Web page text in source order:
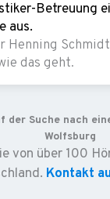
Betreuung
aus.
Henning
das geht.
der Suche nach
Wolfsburg
von über 100
Kontakt